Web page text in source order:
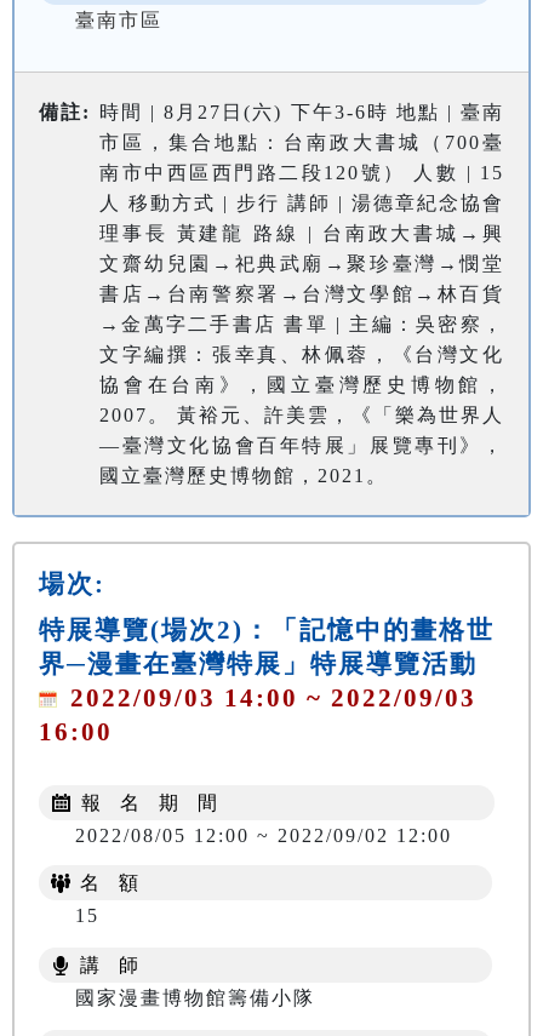
臺南市區
備註:
時間 | 8月27日(六) 下午3-6時 地點 | 臺南
市區，集合地點：台南政大書城（700臺
南市中西區西門路二段120號） 人數 | 15
人 移動方式 | 步行 講師 | 湯德章紀念協會
理事長 黃建龍 路線 | 台南政大書城→興
文齋幼兒園→祀典武廟→聚珍臺灣→憫堂
書店→台南警察署→台灣文學館→林百貨
→金萬字二手書店 書單 | 主編：吳密察，
文字編撰：張幸真、林佩蓉，《台灣文化
協會在台南》，國立臺灣歷史博物館，
2007。 黃裕元、許美雲，《「樂為世界人
—臺灣文化協會百年特展」展覽專刊》，
國立臺灣歷史博物館，2021。
場次:
特展導覽(場次2)：「記憶中的畫格世
界─漫畫在臺灣特展」特展導覽活動
2022/09/03 14:00 ~ 2022/09/03
16:00
報 名 期 間
2022/08/05 12:00 ~ 2022/09/02 12:00
名 額
15
講 師
國家漫畫博物館籌備小隊